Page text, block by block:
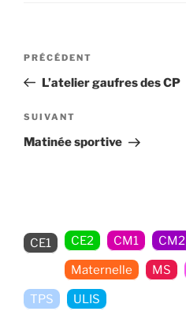
Navigation
l’article
Article
précédent
PRÉCÉDENT
L’atelier gaufres des CP
Article
suivant
SUIVANT
Matinée sportive
CE1 CE2 CM1 CM2
Maternelle MS
TPS ULIS